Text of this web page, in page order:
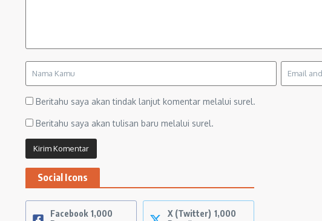
Beritahu saya akan tindak lanjut komentar melalui surel.
Beritahu saya akan tulisan baru melalui surel.
Social Icons
Facebook 1,000
X (Twitter) 1,000